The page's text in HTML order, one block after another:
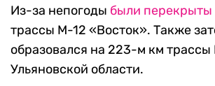
Из-за непогоды были перекрыты
трассы М-12 «Восток». Также
образовался на 223-м км трассы
Ульяновской области.